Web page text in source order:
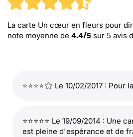
La carte Un cœur en fleurs pour
note moyenne de 4.4/5 sur 5 avis
⭐⭐⭐⭐ Le 10/02/2017 : Pour
⭐⭐⭐⭐⭐ Le 19/09/2014 : Une
est pleine d'espérance et de